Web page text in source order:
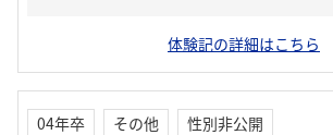
体験記の詳細はこちら
04年卒 その他
性別非公開